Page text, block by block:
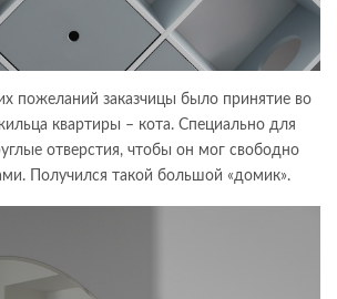
пожеланий заказчицы было принятие во
квартиры – кота. Специально для
отверстия, чтобы он мог свободно
Получился такой большой «домик».